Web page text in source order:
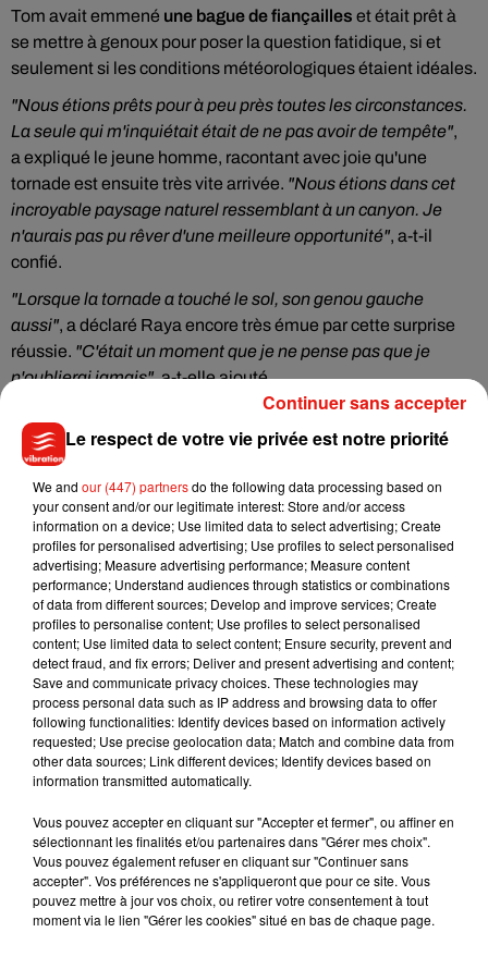
Tom avait emmené une bague de fiançailles et était prêt à
se mettre à genoux pour poser la question fatidique, si et
seulement si les conditions météorologiques étaient idéales.
"Nous étions prêts pour à peu près toutes les circonstances.
La seule qui m'inquiétait était de ne pas avoir de tempête",
a expliqué le jeune homme, racontant avec joie qu'une
tornade est ensuite très vite arrivée. "Nous étions dans cet
incroyable paysage naturel ressemblant à un canyon. Je
n'aurais pas pu rêver d'une meilleure opportunité", a-t-il
confié.
"Lorsque la tornade a touché le sol, son genou gauche
aussi", a déclaré Raya encore très émue par cette surprise
réussie. "C'était un moment que je ne pense pas que je
n'oublierai jamais", a-t-elle ajouté.
Le couple, qui n'a pas encore fixé de date pour le mariage,
pense que la saison des tornadesà Tornado Alley serait un
une autre tornade lorsque nous nous marierons", a déclaré
Tom.
On leur souhaite !
Le respect de votre vie privée est notre priorité
We and our (447) partnersdo the following data processing based on
your consent and/or our legitimate interest: Store and/or access
information on a device; Use limited data to select advertising; Create
profiles for personalised advertising; Use profiles to select personalised
advertising; Measure advertising performance; Measure content
performance; Understand audiences through statistics or combinations
of data from different sources; Develop and improve services; Create
profiles to personalise content; Use profiles to select personalised
content; Use limited data to select content; Ensure security, prevent and
detect fraud, and fix errors; Deliver and present advertising and content;
Save and communicate privacy choices. These technologies may
process personal data such as IP address and browsing data to offer
following functionalities: Identify devices based on information actively
requested; Use precise geolocation data; Match and combine data from
other data sources; Link different devices; Identify devices based on
information transmitted automatically.
Vous pouvez accepter en cliquant sur "Accepter et fermer", ou affiner en
sélectionnant les finalités et/ou partenaires dans "Gérer mes choix".
Vous pouvez également refuser en cliquant sur "Continuer sans
accepter". Vos préférences ne s'appliqueront que pour ce site. Vous
pouvez mettre à jour vos choix, ou retirer votre consentement à tout
moment via le lien "Gérer les cookies" situé en bas de chaque page.
Continuer sans accepter